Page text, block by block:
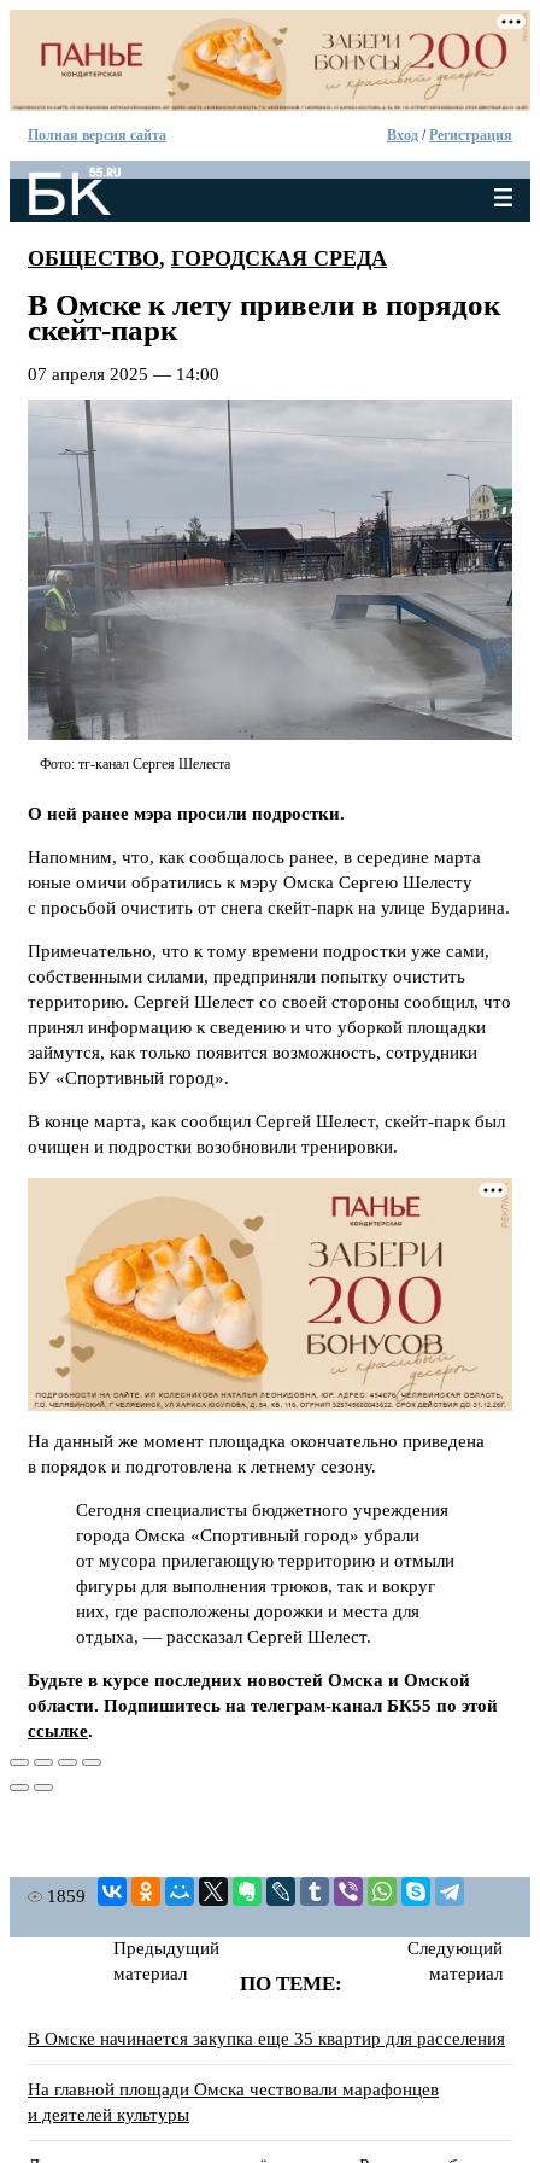
Полная версия сайта Вход /Регистрация
ОБЩЕСТВО, ГОРОДСКАЯ СРЕДА
В Омске к лету привели в порядок
скейт-парк
07 апреля 2025 — 14:00
Фото: тг-канал Сергея Шелеста
О ней ранее мэра просили подростки.
Напомним, что, как сообщалось ранее, в середине марта
юные омичи обратились к мэру Омска Сергею Шелесту
с просьбой очистить от снега скейт-парк на улице Бударина.
Примечательно, что к тому времени подростки уже сами,
собственными силами, предприняли попытку очистить
территорию. Сергей Шелест со своей стороны сообщил, что
принял информацию к сведению и что уборкой площадки
займутся, как только появится возможность, сотрудники
БУ «Спортивный город».
В конце марта, как сообщил Сергей Шелест, скейт-парк был
очищен и подростки возобновили тренировки.
На данный же момент площадка окончательно приведена
в порядок и подготовлена к летнему сезону.
Сегодня специалисты бюджетного учреждения
города Омска «Спортивный город» убрали
от мусора прилегающую территорию и отмыли
фигуры для выполнения трюков, так и вокруг
них, где расположены дорожки и места для
отдыха, — рассказал Сергей Шелест.
Будьте в курсе последних новостей Омска и Омской
области. Подпишитесь на телеграм-канал БК55 по этой
ссылке.
1859
Предыдущий
материал
Следующий
материал
ПО ТЕМЕ:
В Омске начинается закупка еще 35 квартир для расселения
На главной площади Омска чествовали марафонцев
и деятелей культуры